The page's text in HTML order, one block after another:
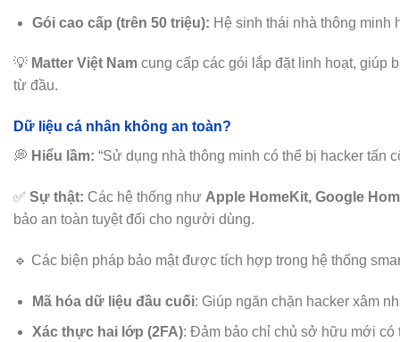
Gói cao cấp (trên 50 triệu): Hệ sinh thái nhà thông minh
💡 Matter Việt Nam cung cấp các gói lắp đặt linh hoạt, giúp
từ đầu.
Dữ liệu cá nhân không an toàn?
💭 Hiểu lầm: “Sử dụng nhà thông minh có thể bị hacker tấn
✅ Sự thật: Các hệ thống như Apple HomeKit, Google
bảo an toàn tuyệt đối cho người dùng.
🔹 Các biện pháp bảo mật được tích hợp trong hệ thống
Mã hóa dữ liệu đầu cuối: Giúp ngăn chặn hacker xâm
Xác thực hai lớp (2FA): Đảm bảo chỉ chủ sở hữu mới có